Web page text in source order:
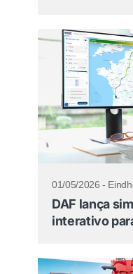
01/05/2026 -
DAF lança
interativo